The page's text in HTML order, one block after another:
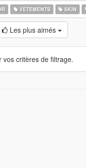
VÊTEMENTS SKIN
Les plus aimés
critères de filtrage.